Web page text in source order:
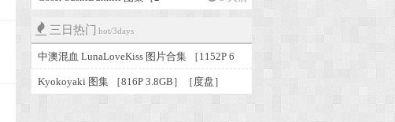
三日热门 hot/3days
中澳混血 LunaLoveKiss 图片合集 ［1152P 6
Kyokoyaki 图集 ［816P 3.8GB］［度盘］